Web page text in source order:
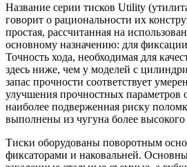
Название серии тисков Utility
говорит о рациональности их
простая, рассчитанная на
основному назначению: для
Точность хода, необходимая для
здесь ниже, чем у моделей с
запас прочности соответствует
улучшения прочностных параметров
наиболее подверженная риску
выполнены из чугуна более высокого
Тиски оборудованы поворотным
фиксаторами и наковальней.